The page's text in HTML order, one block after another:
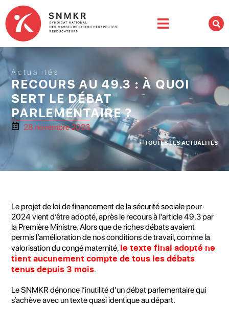
Actualités
RECOURS AU 49.3 : À QUOI
SERT LE DÉBAT
PARLEMENTAIRE ?
28 novembre 2023
TOUTES LES ACTUALITÉS
Le projet de loi de financement de la sécurité sociale pour
2024 vient d’être adopté, après le recours à l’article 49.3 par
la Première Ministre. Alors que de riches débats avaient
permis l’amélioration de nos conditions de travail, comme la
valorisation du congé maternité, le texte final adopté ne
tient aucunement compte de tous les débats
tenus depuis 3 mois.
Le SNMKR dénonce l’inutilité d’un débat parlementaire qui
s’achève avec un texte quasi identique au départ.